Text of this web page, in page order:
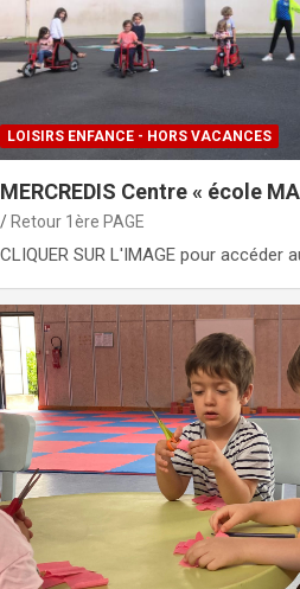
LOISIRS ENFANCE - HORS VACANCES
MERCREDIS Centre « école
Retour 1ère PAGE
CLIQUER SUR L'IMAGE pour